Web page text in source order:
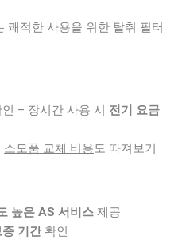
쾌적한 사용을 위한 탈취 필터
– 장시간 사용 시 전기 요금
소모품 교체 비용도 따져보기
높은 AS 서비스 제공
기간확인